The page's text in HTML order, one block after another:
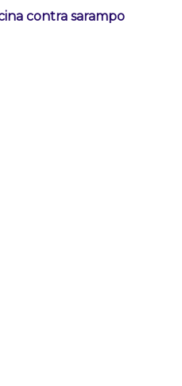
contra sarampo